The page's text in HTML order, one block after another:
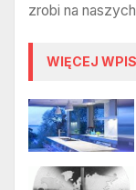
zrobi na
WIĘCEJ